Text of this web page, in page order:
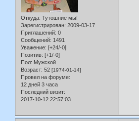
Откуда: Тутошние мы!
Зарегистрирован: 2009-03-17
Приглашений: 0
Сообщений: 1491
Уважение: [+24/-0]
Позитив: [+1/-0]
Пол: Мужской
Возраст: 52 [1974-01-14]
Провел на форуме:
12 дней 3 часа
Последний визит:
2017-10-12 22:57:03